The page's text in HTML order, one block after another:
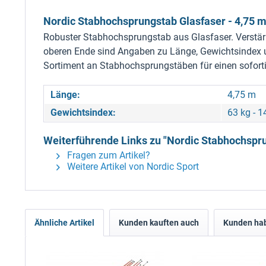
Nordic Stabhochsprungstab Glasfaser - 4,75 m
Robuster Stabhochsprungstab aus Glasfaser.
oberen Ende sind Angaben zu Länge,
Sortiment an Stabhochsprungstäben für einen
Länge:
4,75 m
Gewichtsindex:
63 kg -
Weiterführende Links zu "Nordic
Fragen zum Artikel?
Weitere Artikel von Nordic Sport
Ähnliche Artikel Kunden kauften auch Kunden